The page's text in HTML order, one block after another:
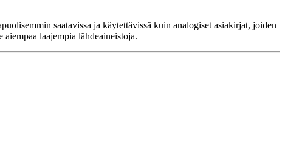
saatavissa ja käytettävissä kuin analogiset asiakirjat, joiden
laajempia lähdeaineistoja.